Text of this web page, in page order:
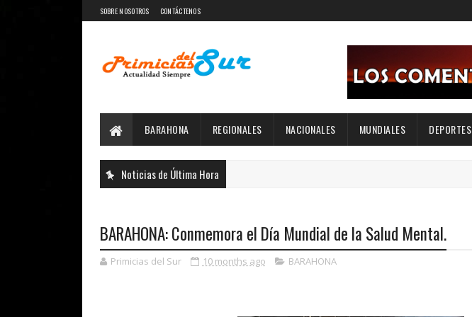
SOBRE NOSOTROS CONTÁCTENOS
BARAHONA REGIONALES NACIONALES MUNDIALES DEPORTES
Noticias de Última Hora
BARAHONA: Conmemora el Día Mundial de la Salud Mental.
Primicias del Sur 10 months ago BARAHONA